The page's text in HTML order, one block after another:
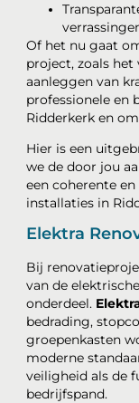
Of het nu gaat
project, zoals
aanleggen van
professionele en
Ridderkerk en
Hier is een
we de door jou
een coherente
installaties in
Elektra
Bij
van de
onderdeel.
bedrading,
groepenkasten
moderne
veiligheid als de
bedrijfspand.